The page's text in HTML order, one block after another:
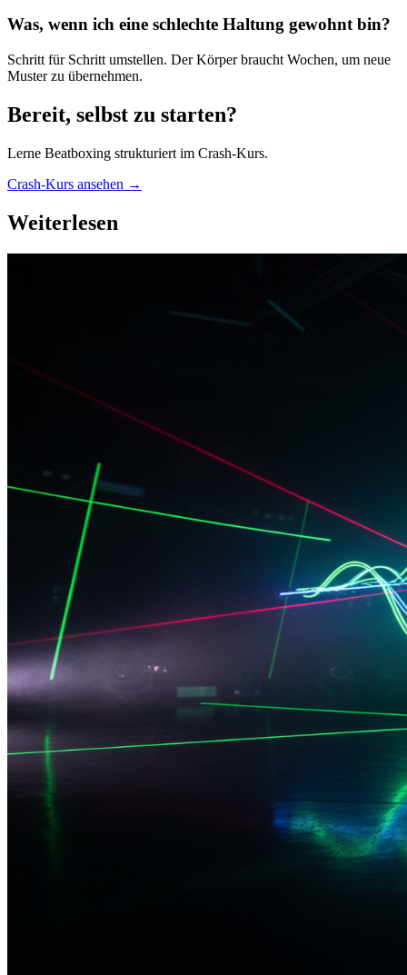
Was, wenn ich eine schlechte Haltung gewohnt bin?
Schritt für Schritt umstellen. Der Körper braucht Wochen, um neue
Muster zu übernehmen.
Bereit, selbst zu starten?
Lerne Beatboxing strukturiert im Crash-Kurs.
Crash-Kurs ansehen →
Weiterlesen